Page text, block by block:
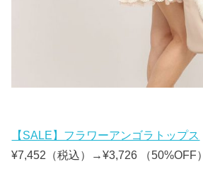
【SALE】フラワーアンゴラトップス
¥7,452（税込）→¥3,726 （50%OFF）